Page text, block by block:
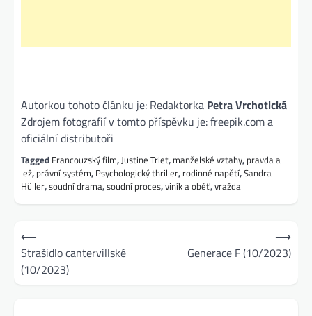
Autorkou tohoto článku je: Redaktorka Petra Vrchotická
Zdrojem fotografií v tomto příspěvku je: freepik.com a
oficiální distributoři
Tagged Francouzský film, Justine Triet, manželské vztahy, pravda a
lež, právní systém, Psychologický thriller, rodinné napětí,Sandra
Hüller,soudní drama,soudní proces,viník a oběť,vražda
Navigace
pro
příspěvek
⟵
Strašidlo cantervillské
(10/2023)
Generace F (10/2023)
⟶